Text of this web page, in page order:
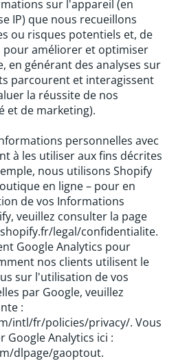
sur l'appareil (en
IP) que nous recueillons
ou risques potentiels et, de
pour améliorer et optimiser
en générant des analyses sur
parcourent et interagissent
la réussite de nos
et de marketing).
personnelles avec
à les utiliser aux fins décrites
nous utilisons Shopify
en ligne – pour en
de vos Informations
veuillez consulter la page
legal/confidentialite.
Google Analytics pour
nos clients utilisent le
sur l'utilisation de vos
par Google, veuillez
:
intl/fr/policies/privacy/. Vous
Google Analytics ici :
dlpage/gaoptout.